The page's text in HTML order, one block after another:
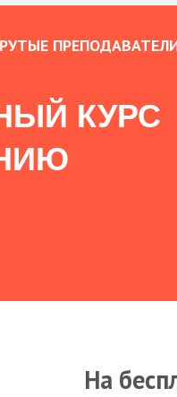
КУРС
На